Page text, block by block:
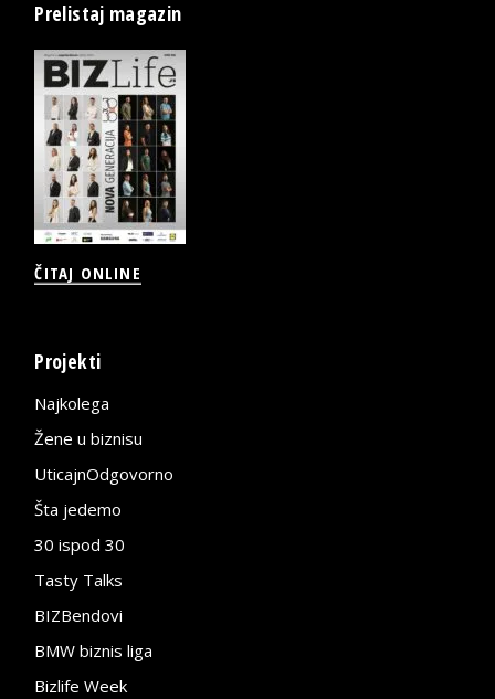
Prelistaj magazin
ČITAJ ONLINE
Projekti
Najkolega
Žene u biznisu
UticajnOdgovorno
Šta jedemo
30 ispod 30
Tasty Talks
BIZBendovi
BMW biznis liga
Bizlife Week